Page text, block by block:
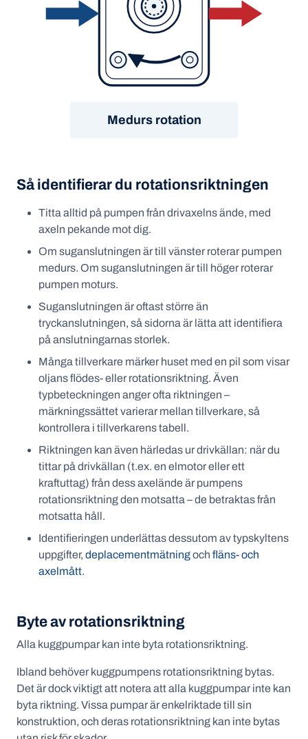
Medurs rotation
Så identifierar du rotationsriktningen
Titta alltid på pumpen från drivaxelns ände, med
axeln pekande mot dig.
Om suganslutningen är till vänster roterar pumpen
medurs. Om suganslutningen är till höger roterar
pumpen moturs.
Suganslutningen är oftast större än
tryckanslutningen, så sidorna är lätta att identifiera
på anslutningarnas storlek.
Många tillverkare märker huset med en pil som visar
oljans flödes- eller rotationsriktning. Även
typbeteckningen anger ofta riktningen –
märkningssättet varierar mellan tillverkare, så
kontrollera i tillverkarens tabell.
Riktningen kan även härledas ur drivkällan: när du
tittar på drivkällan (t.ex. en elmotor eller ett
kraftuttag) från dess axelände är pumpens
rotationsriktning den motsatta – de betraktas från
motsatta håll.
Identifieringen underlättas dessutom av typskyltens
uppgifter, deplacementmätningoch fläns- och
axelmått.
Byte av rotationsriktning
Alla kuggpumpar kan inte byta rotationsriktning.
Ibland behöver kuggpumpens rotationsriktning bytas.
Det är dock viktigt att notera att alla kuggpumpar inte kan
byta riktning. Vissa pumpar är enkelriktade till sin
konstruktion, och deras rotationsriktning kan inte bytas